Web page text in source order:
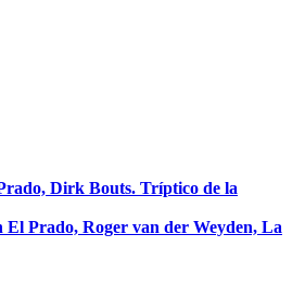
Dirk Bouts. Tríptico de la
El Prado, Roger van der Weyden, La